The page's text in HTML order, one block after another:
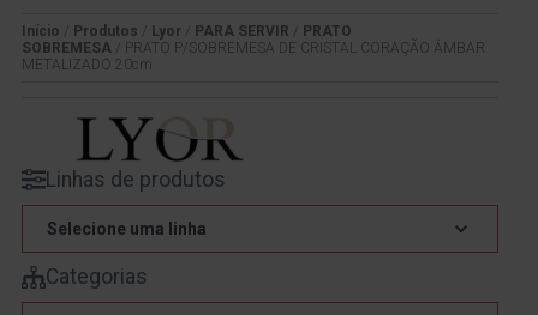
Início Produtos Lyor PARA SERVIR
PRATO
SOBREMESA / PRATO P/SOBREMESA DE CRISTAL CORAÇÃO ÂMBAR
METALIZADO 20cm
Linhas de produtos
Selecione uma linha
Categorias